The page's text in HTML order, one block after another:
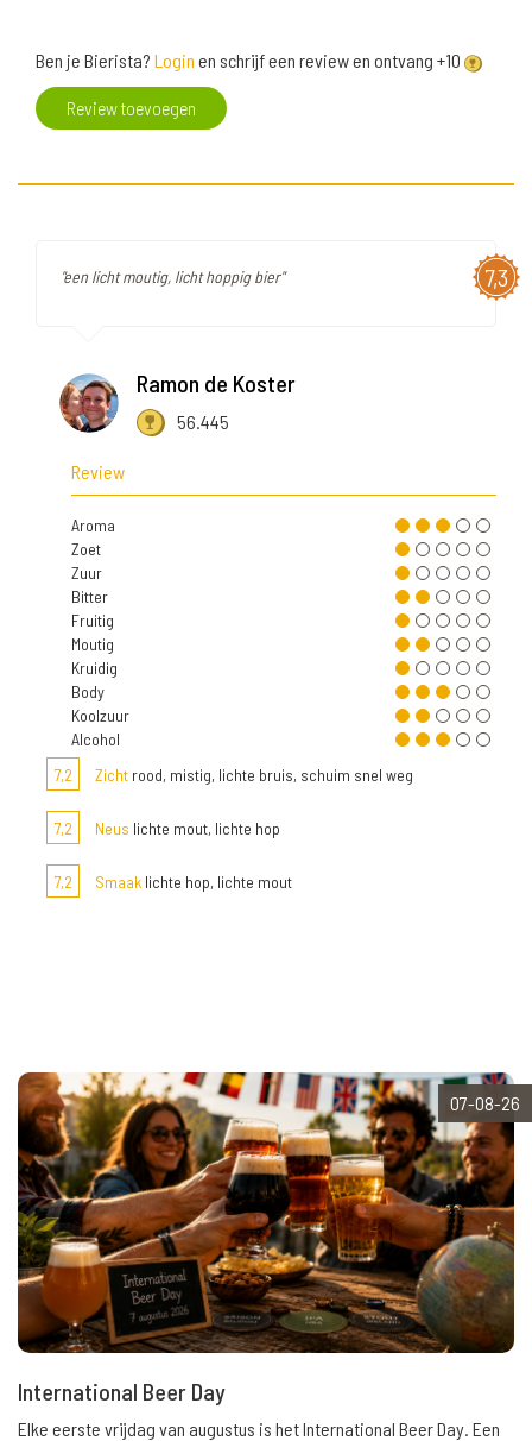
Ben je Bierista? Login en schrijf een review en ontvang +10
Review toevoegen
7,3
"een licht moutig, licht hoppig bier"
Ramon de Koster
56.445
Review
Aroma
Zoet
Zuur
Bitter
Fruitig
Moutig
Kruidig
Body
Koolzuur
Alcohol
7,2
Zicht rood, mistig, lichte bruis, schuim snel weg
7,2 Neus lichte mout, lichte hop
7,2 Smaak lichte hop, lichte mout
07-08-26
International Beer Day
Elke eerste vrijdag van augustus is het International Beer Day. Een